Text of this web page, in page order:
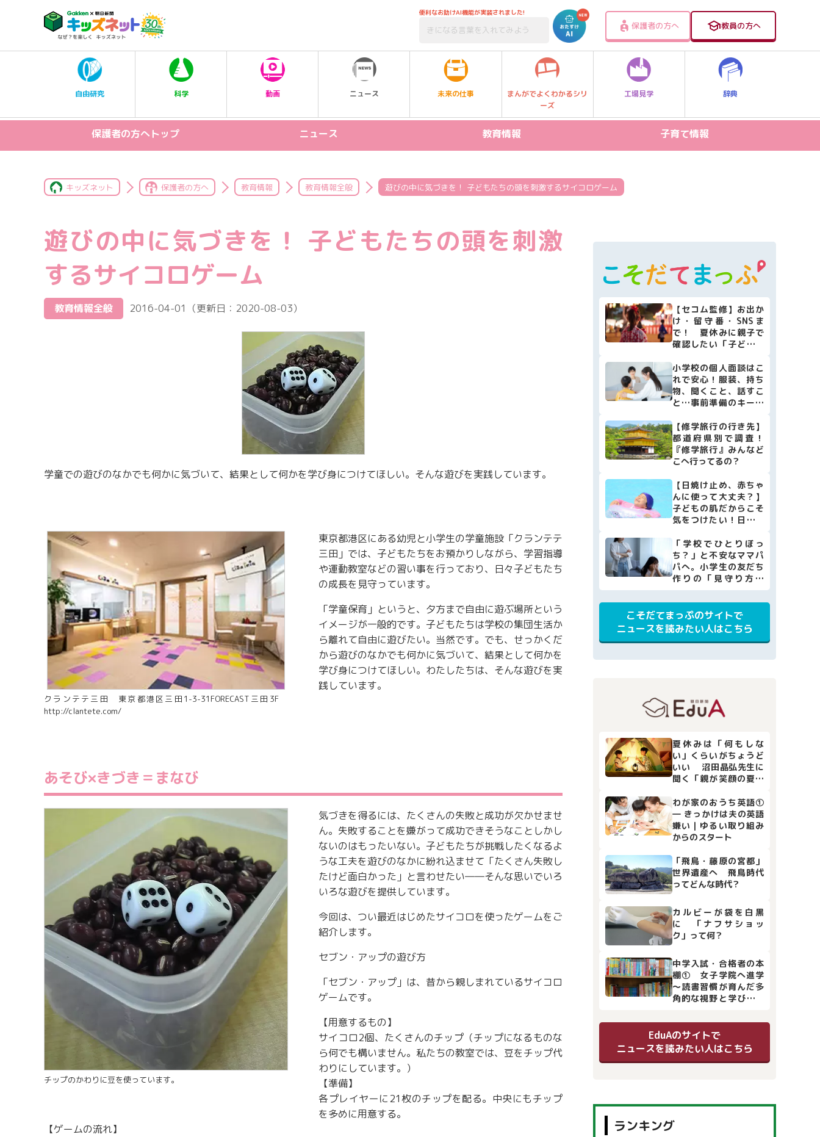
便利なお助けAI機能が実装されました!
保護者の方へ 教員の方へ
自由研究 科学 動画 ニュース 未来の仕事
まんがでよくわかるシリ
ーズ
工場見学 辞典
保護者の方へトップ ニュース
新製品
教育情報
プログラミング
習い事
子育て情報
マネー
本・映画
子育て情報全般
キッズネット 保護者の方へ 教育情報 教育情報全般 遊びの中に気づきを！ 子どもたちの頭を刺激するサイコロゲーム
遊びの中に気づきを！ 子どもたちの頭を刺激
するサイコロゲーム
教育情報全般 2016-04-01 （更新日： 2020-08-03）
学童での遊びのなかでも何かに気づいて、結果として何かを学び身につけてほしい。そんな遊びを実践しています。
クランテテ三田 東京都港区三田1-3-31FORECAST三田3F
http://clantete.com/
東京都港区にある幼児と小学生の学童施設「クランテテ
三田」では、子どもたちをお預かりしながら、学習指導
や運動教室などの習い事を行っており、日々子どもたち
の成長を見守っています。
「学童保育」というと、夕方まで自由に遊ぶ場所という
イメージが一般的です。子どもたちは学校の集団生活か
ら離れて自由に遊びたい。当然です。でも、せっかくだ
から遊びのなかでも何かに気づいて、結果として何かを
学び身につけてほしい。わたしたちは、そんな遊びを実
践しています。
あそび×きづき＝まなび
チップのかわりに豆を使っています。
気づきを得るには、たくさんの失敗と成功が欠かせませ
ん。失敗することを嫌がって成功できそうなことしかし
ないのはもったいない。子どもたちが挑戦したくなるよ
うな工夫を遊びのなかに紛れ込ませて「たくさん失敗し
たけど面白かった」と言わせたい――そんな思いでいろ
いろな遊びを提供しています。
今回は、つい最近はじめたサイコロを使ったゲームをご
紹介します。
セブン・アップの遊び方
「セブン・アップ」は、昔から親しまれているサイコロ
ゲームです。
【用意するもの】
サイコロ2個、たくさんのチップ（チップになるものな
ら何でも構いません。私たちの教室では、豆をチップ代
わりにしています。）
【準備】
各プレイヤーに21枚のチップを配る。中央にもチップ
を多めに用意する。
【ゲームの流れ】
【セコム監修】お出か
け・留守番・SNSま
で！ 夏休みに親子で
確認したい「子どもの
小学校の個人面談はこ
れで安心！服装、持ち
物、聞くこと、話すこ
と…事前準備のキーポ
【修学旅行の行き先】
都道府県別で調査！
『修学旅行』みんなど
こへ行ってるの？
【日焼け止め、赤ちゃ
んに使って大丈夫？】
子どもの肌だからこそ
気をつけたい！日焼け
[小児科医監修]
「学校でひとりぼっ
ち？」と不安なママパ
パへ。小学生の友だち
作りの「見守り方」
と、家庭でできる4つの
サポート
こそだてまっぷのサイトで
ニュースを読みたい人はこちら
夏休みは「何もしな
い」くらいがちょうど
いい 沼田晶弘先生に
聞く「親が笑顔の夏休
わが家のおうち英語①
― きっかけは夫の英語
嫌い｜ゆるい取り組み
からのスタート
「飛鳥・藤原の宮都」
世界遺産へ 飛鳥時代
ってどんな時代？
カルビーが袋を白黒
に 「ナフサショッ
ク」って何？
中学入試・合格者の本
棚① 女子学院へ進学
～読書習慣が育んだ多
角的な視野と学びの土
EduAのサイトで
ニュースを読みたい人はこちら
ランキング